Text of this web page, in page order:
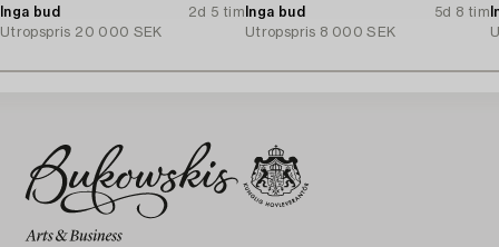
Inga bud
2d 5 tim
Utropspris 20 000 SEK
Inga bud
5d 8 tim
Utropspris 8 000 SEK